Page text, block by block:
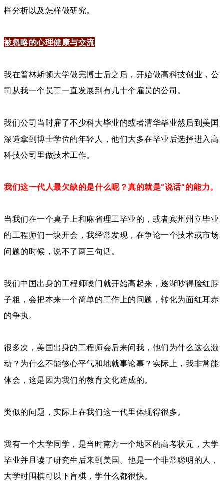
样分析以及怎样做研究。
被忽略的心理健康与交流
我在普林斯顿大学做完博士后之后，开始做高科技创业，公
司从我一个员工一直发展到有几十个雇员的公司。
我们公司当时雇了不少科大毕业的或者清华毕业然后到美国
深造拿到博士学位的年轻人，他们大多在毕业后选择进入高
科技公司里做技术工作。
我们这一代人最欠缺的是什么呢？真的就是“说话”的能力。
当我们在一个桌子上和麻省理工毕业的，或者宾州州立毕业
的工程师们一块开会，我经常发现，在争论一个技术或市场
问题的时候，说不了两三句话。
我们中国出身的工程师嗓门就开始高起来，逐渐吵得脸红脖
子粗，会把本来一个简单的工作上的问题，转化为面红耳赤
的争执。
很多次，美国出身的工程师会后来问我，他们为什么这么激
动？为什么不能够心平气和地就事论事？实际上，我非常能
体会，这是因为我们的教育文化造成的。
类似的问题，实际上在我们这一代里体现得很多。
我有一个大学同学，是当时南方一个地区的高考状元，大学
毕业并且读了研究生后来到美国。他是一个非常聪明的人，
大学时围棋可以下盲棋，学什么都很快。